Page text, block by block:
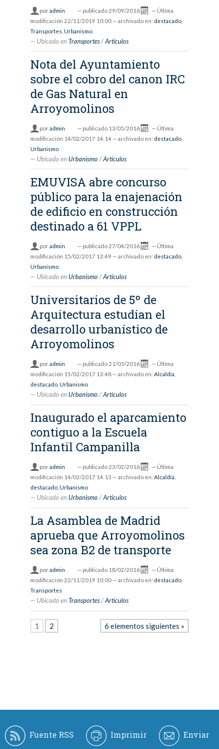
poradmin — publicado 29/09/2016 — Última
modificación 22/11/2019 10:00 — archivado en: destacado,
Transportes Urbanismo
Ubicado en Transportes /Artículos
Nota del Ayuntamiento
sobre el cobro del canon IRC
de Gas Natural en
Arroyomolinos
poradmin — publicado 13/05/2016 — Última
modificación 14/02/2017 14:14 — archivado en: destacado,
Urbanismo
Ubicado en Urbanismo /Artículos
EMUVISA abre concurso
público para la enajenación
de edificio en construcción
destinado a 61 VPPL
poradmin — publicado 27/04/2016 — Última
modificación 15/02/2017 13:49 — archivado en: destacado,
Urbanismo
Ubicado en Urbanismo /Artículos
Universitarios de 5º de
Arquitectura estudian el
desarrollo urbanístico de
Arroyomolinos
poradmin — publicado 21/03/2016 — Última
modificación 15/02/2017 13:48 — archivado en: Alcaldía
destacado, Urbanismo
Ubicado en Urbanismo /Artículos
Inaugurado el aparcamiento
contiguo a la Escuela
Infantil Campanilla
poradmin — publicado 23/02/2016 — Última
modificación 14/02/2017 14:13 — archivado en: Alcaldía
destacado, Urbanismo
Ubicado en Urbanismo /Artículos
La Asamblea de Madrid
aprueba que Arroyomolinos
sea zona B2 de transporte
poradmin — publicado 18/02/2016 — Última
modificación 22/11/2019 10:00 — archivado en: destacado,
Transportes
Ubicado en Transportes /Artículos
6 elementos siguientes »
1 2
Fuente RSS Imprimir Enviar